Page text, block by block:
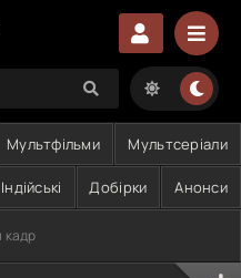
Мультфільми Мультсеріали
Індійські Добірки Анонси
кадр